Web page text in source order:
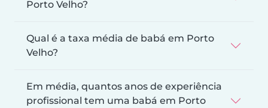
Porto Velho?
Qual é a taxa média de babá em Porto
Velho?
Em média, quantos anos de experiência
profissional tem uma babá em Porto